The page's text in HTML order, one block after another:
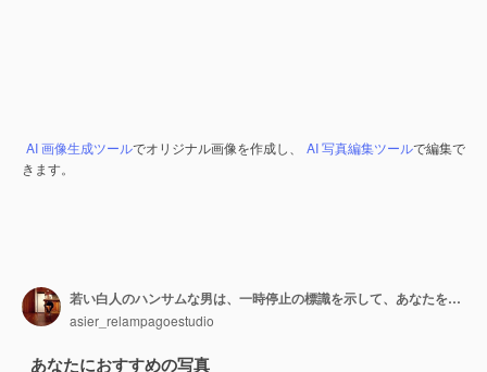
AI 画像生成ツールでオリジナル画像を作成し、 AI 写真編集ツールで編集で
きます。
若い白人のハンサムな男は、一時停止の標識を示して、あなたを防ぐために伸ばした手で立って孤立しました。
asier_relampagoestudio
あなたにおすすめの写真